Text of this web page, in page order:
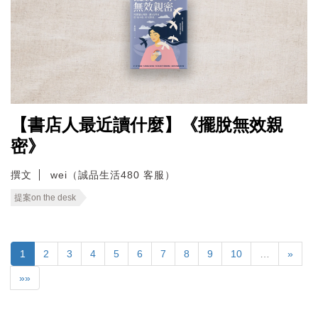
【書店人最近讀什麼】《擺脫無效親
密》
撰文 wei（誠品生活480 客服）
提案on the desk
1 2 3 4 5 6 7 8 9 10 »
»»